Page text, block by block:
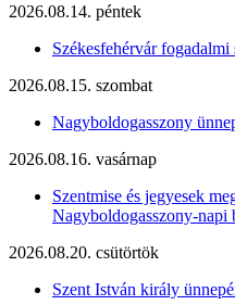
2026.08.14. péntek
Székesfehérvár fogadalmi
2026.08.15. szombat
Nagyboldogasszony
2026.08.16. vasárnap
Szentmise és jegyesek
Nagyboldogasszony-napi
2026.08.20. csütörtök
Szent István király